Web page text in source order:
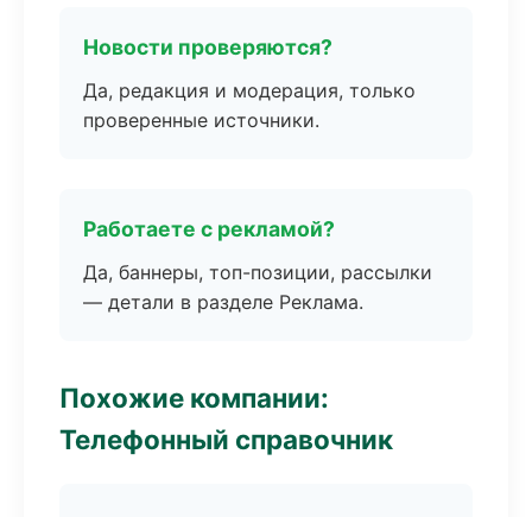
Новости проверяются?
Да, редакция и модерация, только
проверенные источники.
Работаете с рекламой?
Да, баннеры, топ-позиции, рассылки
— детали в разделе Реклама.
Похожие компании:
Телефонный справочник